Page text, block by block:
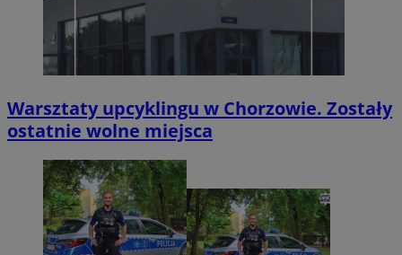
Warsztaty upcyklingu w Chorzowie. Zostały
ostatnie wolne miejsca